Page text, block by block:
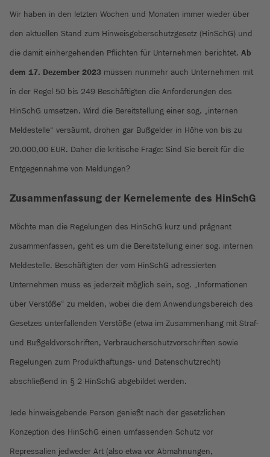
Wir haben in den letzten Wochen und Monaten immer wieder über
den aktuellen Stand zum Hinweisgeberschutzgesetz (HinSchG) und
die damit einhergehenden Pflichten für Unternehmen berichtet. Ab
dem 17. Dezember 2023 müssen nunmehr auch Unternehmen mit
in der Regel 50 bis 249 Beschäftigten die Anforderungen des
HinSchG umsetzen. Wird die Bereitstellung einer sog. „internen
Meldestelle“ versäumt, drohen gar Bußgelder in Höhe von bis zu
20.000,00 EUR. Daher die kritische Frage: Sind Sie bereit für die
Entgegennahme von Meldungen?
Zusammenfassung der Kernelemente des HinSchG
Möchte man die Regelungen des HinSchG kurz und prägnant
zusammenfassen, geht es um die Bereitstellung einer sog. internen
Meldestelle. Beschäftigten der vom HinSchG adressierten
Unternehmen muss es jederzeit möglich sein, sog. „Informationen
über Verstöße“ zu melden, wobei die dem Anwendungsbereich des
Gesetzes unterfallenden Verstöße (etwa im Zusammenhang mit Straf-
und Bußgeldvorschriften, Verbraucherschutzvorschriften sowie
Regelungen zum Produkthaftungs- und Datenschutzrecht)
abschließend in § 2 HinSchG abgebildet werden.
Jede hinweisgebende Person genießt nach der gesetzlichen
Konzeption des HinSchG einen umfassenden Schutz vor
Repressalien jedweder Art (also etwa vor Abmahnungen,